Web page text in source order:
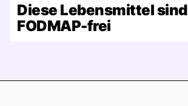
Diese Lebensmittel sind
FODMAP-frei